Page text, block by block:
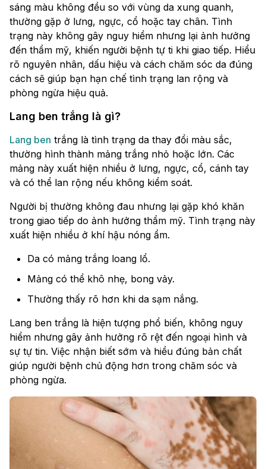
sáng màu không đều so với vùng da xung quanh,
thường gặp ở lưng, ngực, cổ hoặc tay chân. Tình
trạng này không gây nguy hiểm nhưng lại ảnh hưởng
đến thẩm mỹ, khiến người bệnh tự ti khi giao tiếp. Hiểu
rõ nguyên nhân, dấu hiệu và cách chăm sóc da đúng
cách sẽ giúp bạn hạn chế tình trạng lan rộng và
phòng ngừa hiệu quả.
Lang ben trắng là gì?
Lang ben trắng là tình trạng da thay đổi màu sắc,
thường hình thành mảng trắng nhỏ hoặc lớn. Các
mảng này xuất hiện nhiều ở lưng, ngực, cổ, cánh tay
và có thể lan rộng nếu không kiểm soát.
Người bị thường không đau nhưng lại gặp khó khăn
trong giao tiếp do ảnh hưởng thẩm mỹ. Tình trạng này
xuất hiện nhiều ở khí hậu nóng ẩm.
Da có mảng trắng loang lổ.
Mảng có thể khô nhẹ, bong vảy.
Thường thấy rõ hơn khi da sạm nắng.
Lang ben trắng là hiện tượng phổ biến, không nguy
hiểm nhưng gây ảnh hưởng rõ rệt đến ngoại hình và
sự tự tin. Việc nhận biết sớm và hiểu đúng bản chất
giúp người bệnh chủ động hơn trong chăm sóc và
phòng ngừa.